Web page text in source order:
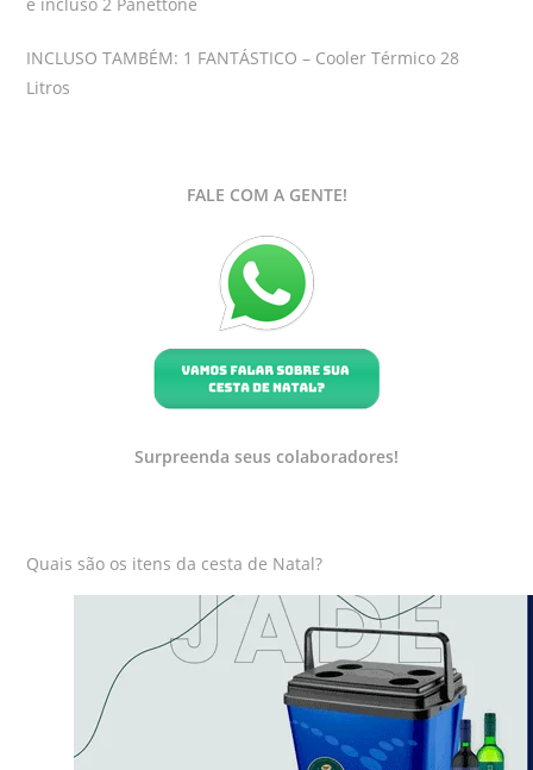
INCLUSO TAMBÉM: 1 FANTÁSTICO – Cooler Térmico 28
Litros
FALE COM A GENTE!
Surpreenda seus colaboradores!
Quais são os itens da cesta de Natal?